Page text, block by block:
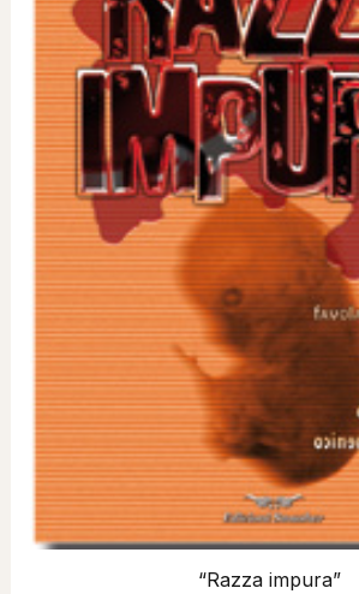
“Razza impura”